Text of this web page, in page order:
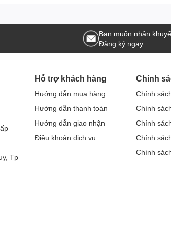
Bạn muốn nhận
Đăng ký ngay.
Tp
Hỗ trợ khách hàng
Hướng dẫn mua hàng
Hướng dẫn thanh toán
Hướng dẫn giao nhận
Điều khoản dịch vụ
Chính
Chính
Chính
Chính
Chính
Chính